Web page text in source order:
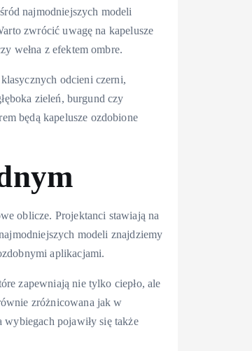
najmodniejszych modeli
zwrócić uwagę na kapelusze
wełna z efektem ombre.
odcieni czerni,
zieleń, burgund czy
będą kapelusze ozdobione
oblicze. Projektanci stawiają na
modeli znajdziemy
aplikacjami.
zapewniają nie tylko ciepło, ale
zróżnicowana jak w
pojawiły się także